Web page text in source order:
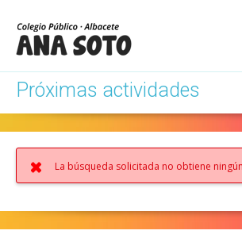
Próximas actividades
La búsqueda solicitada no obtiene